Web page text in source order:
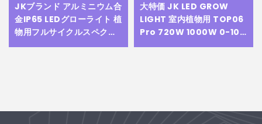
JKブランド アルミニウム合
金IP65 LEDグローライト 植
物用フルサイクルスペクト
ル 300w 600w 成長ライト
大特価 JK LED GROW
LIGHT 室内植物用 TOP06
Pro 720W 1000W 0-10
調光可能なグローライト グ